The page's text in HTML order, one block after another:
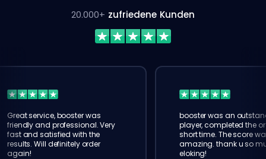
20.000+ zufriedene Kunden
Great service, booster was
friendly and professional. Very
fast and satisfied with the
results. Will definitely order
again!
booster was an
player, completed the
short time. The score
amazing. thank u so
eloking!